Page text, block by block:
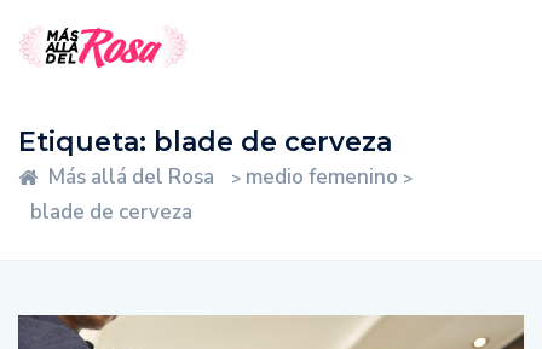
Etiqueta: blade de cerveza
Más allá del Rosa > medio femenino >
blade de cerveza